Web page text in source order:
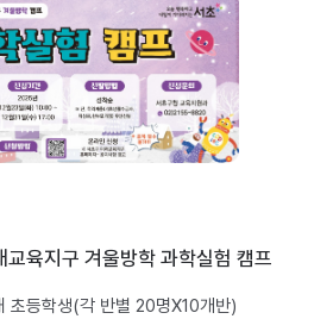
육지구 겨울방학 과학실험 캠프
초등학생(각 반별 20명X10개반)